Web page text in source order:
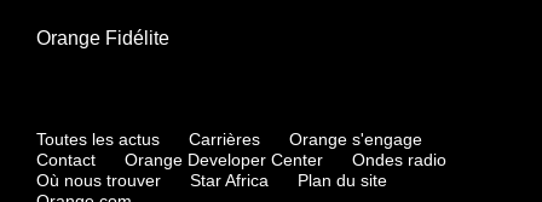
Orange Fidélite
Toutes les actus Carrières
Orange s'engage
Contact
Orange Developer Center
Ondes radio
Où nous trouver
Star Africa
Plan du site